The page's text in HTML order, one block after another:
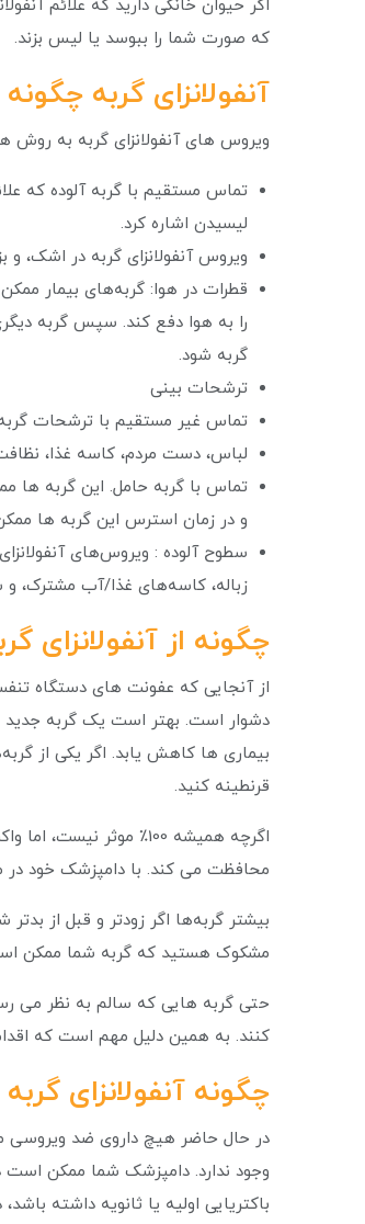
اگر حیوان خانگی دارید که علائم
که صورت شما را ببوسد یا لیس بزند.
آنفولانزای گربه
ویروس های آنفولانزای گربه به
تماس مستقیم با گربه آلوده که
لیسیدن اشاره کرد.
ویروس آنفولانزای گربه در اشک، و
قطرات در هوا: گربه‌های بیمار
را به هوا دفع کند. سپس گربه
گربه شود.
ترشحات بینی
تماس غیر مستقیم با ترشحات
لباس، دست مردم، کاسه غذا،
تماس با گربه حامل. این گربه ها
و در زمان استرس این گربه ها
سطوح آلوده : ویروس‌های
زباله، کاسه‌های غذا/آب
چگونه از آنفولانزای
از آنجایی که عفونت های دستگاه
دشوار است. بهتر است یک گربه جدید
بیماری ها کاهش یابد. اگر یکی از
قرنطینه کنید.
اگرچه همیشه 100٪
محافظت می کند. با دامپزشک خود در
بیشتر گربه‌ها اگر زودتر و قبل از بدتر
مشکوک هستید که گربه شما ممکن است
حتی گربه هایی که سالم به نظر می
کنند. به همین دلیل مهم است که
چگونه آنفولانزای
در حال حاضر هیچ داروی ضد ویروسی
وجود ندارد. دامپزشک شما ممکن است
باکتریایی اولیه یا ثانویه داشته